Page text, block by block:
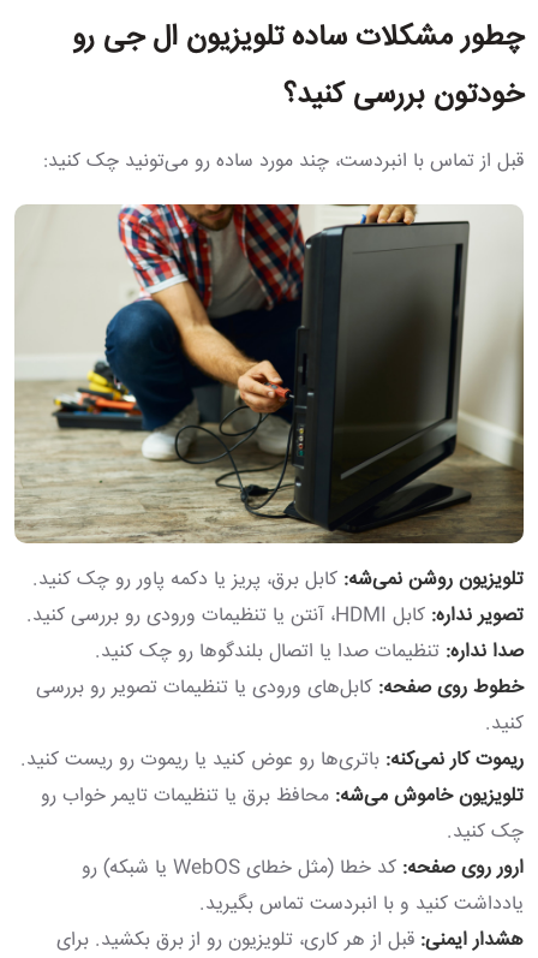
چطور مشکلات ساده تلویزیون ال جی رو
خودتون بررسی کنید؟
قبل از تماس با انبردست، چند مورد ساده رو می‌تونید چک کنید:
تلویزیون روشن نمی‌شه: کابل برق، پریز یا دکمه پاور رو چک کنید.
تصویر نداره: کابل HDMI، آنتن یا تنظیمات ورودی رو بررسی کنید.
صدا نداره: تنظیمات صدا یا اتصال بلندگوها رو چک کنید.
خطوط روی صفحه: کابل‌های ورودی یا تنظیمات تصویر رو بررسی
کنید.
ریموت کار نمی‌کنه: باتری‌ها رو عوض کنید یا ریموت رو ریست کنید.
تلویزیون خاموش می‌شه: محافظ برق یا تنظیمات تایمر خواب رو
چک کنید.
ارور روی صفحه:
کد خطا (مثل خطای WebOS یا شبکه) رو
یادداشت کنید و با انبردست تماس بگیرید.
هشدار ایمنی: قبل از هر کاری، تلویزیون رو از برق بکشید. برای